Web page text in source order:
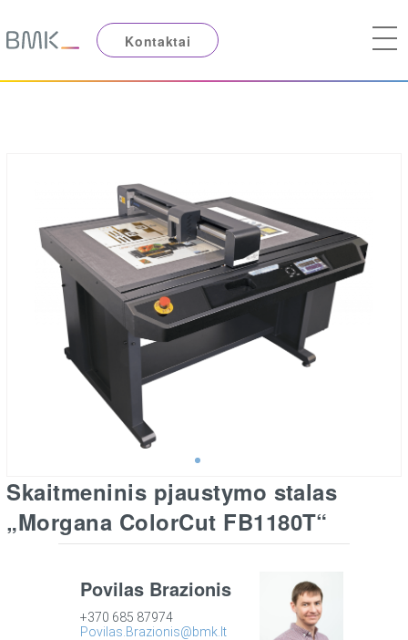
Kontaktai
Skaitmeninis pjaustymo stalas
„Morgana ColorCut FB1180T“
Povilas Brazionis
+370 685 87974
Povilas.Brazionis@bmk.lt